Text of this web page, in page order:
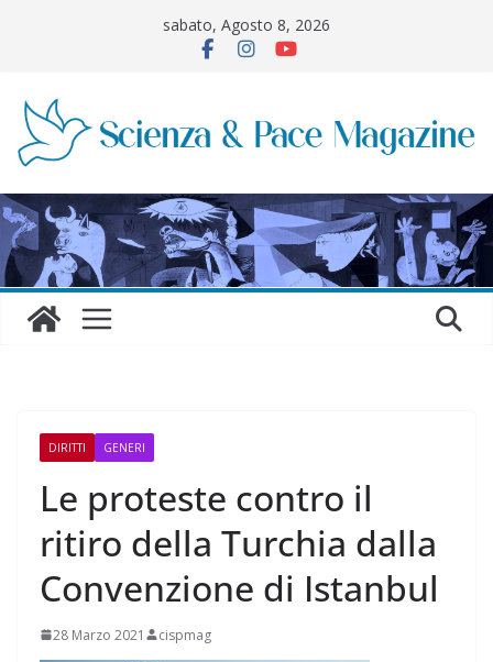
sabato, Agosto 8, 2026
DIRITTI GENERI
Le proteste contro il
ritiro della Turchia dalla
Convenzione di Istanbul
28 Marzo 2021 cispmag